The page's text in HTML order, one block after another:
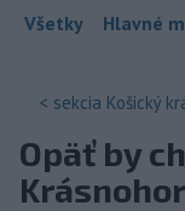
Všetky Hlavné
< sekcia Košický
Opäť by